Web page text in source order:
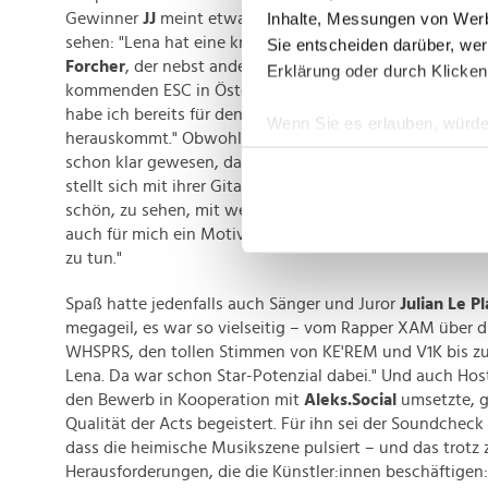
Inhalte, Messungen von
Sie entscheiden darüber,
Erklärung oder durch
Wenn Sie es erlauben,
Informationen über
Erfahren Sie mehr darüber,
und die Zugriffe auf unsere
Website an unsere Partner
möglicherweise mit
der Dienste gesammelt
Gewinner JJ meint etwa, durchaus auch Song Contest-
sehen: "Lena hat eine krasse Stimme, ich wäre voll
Forcher, der nebst anderen als Scout mit der Suche
kommenden ESC in Österreich betraut wurde, lässt
habe ich bereits für den Song Contest angefragt, mal
herauskommt." Obwohl alle Acts sensationell gewesen
schon klar gewesen, dass Lena Schaur als Gewinner:in
stellt sich mit ihrer Gitarre auf die Bühne und alles ist
schön, zu sehen, mit welcher Leidenschaft junge Leute
auch für mich ein Motivationsschub für die
zu tun."
Spaß hatte jedenfalls auch Sänger und Juror Julian Le
megageil, es war so vielseitig – vom Rapper XAM über
WHSPRS, den tollen Stimmen von KE'REM und V1K bis
Lena. Da war schon Star-Potenzial dabei." Und auch
den Bewerb in Kooperation mit Aleks.Social umsetzte,
Qualität der Acts begeistert. Für ihn sei der Soundcheck
dass die heimische Musikszene pulsiert – und das trotz
Herausforderungen, die die Künstler:innen